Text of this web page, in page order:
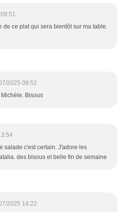
de ce plat qui sera bientôt sur ma table.
2025 09:52
Bisous
salade c'est certain. J'adore les
des bisous et belle fin de semaine
2025 14:22